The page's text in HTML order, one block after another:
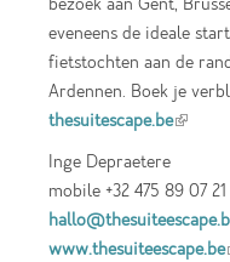
eveneens de ideale
fietstochten aan de
Ardennen. Boek je
thesuitescape.be(link is
Inge Depraetere
mobile +32 475 89 07 21
www.thesuiteescape.be